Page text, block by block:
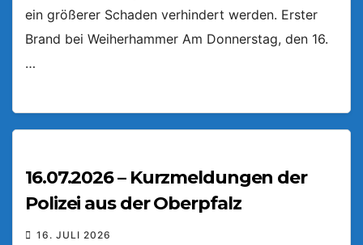
ein größerer Schaden verhindert werden. Erster
Brand bei Weiherhammer Am Donnerstag, den 16.
…
16.07.2026 – Kurzmeldungen der
Polizei aus der Oberpfalz
16. JULI 2026